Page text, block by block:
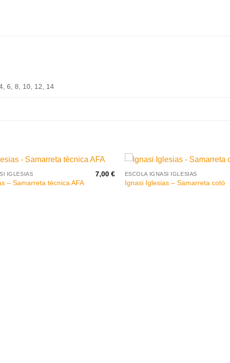
6, 8, 10, 12, 14
IGLESIAS
– Samarreta tècnica AFA
7,00€ ESCOLA IGNASI IGLESIAS
Ignasi Iglesias – Samarreta cotó